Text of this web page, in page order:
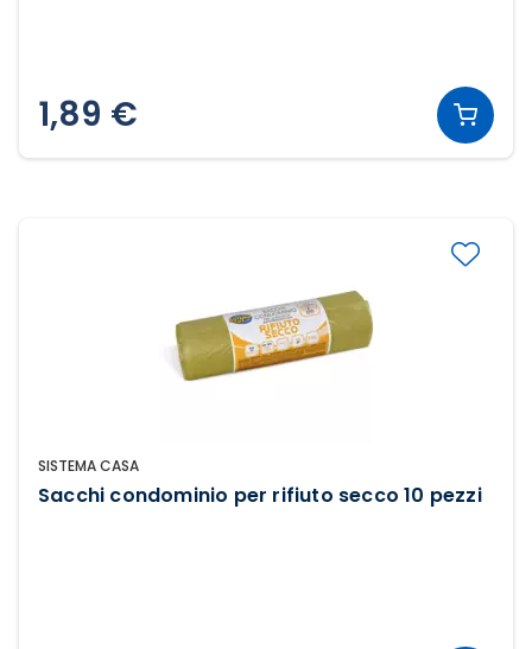
1,89 €
SISTEMA CASA
Sacchi condominio per rifiuto secco 10 pezzi